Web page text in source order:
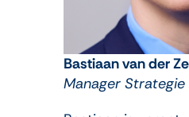
Bastiaan van der
Manager